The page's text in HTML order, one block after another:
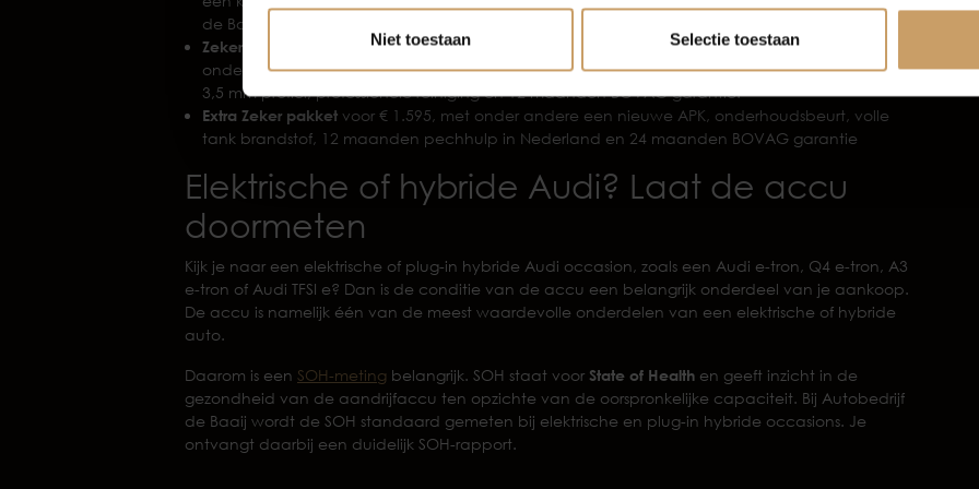
Niet toestaan Selectie toestaan
de Baaij garantie.
Zeker pakket
(meest gekozen) kost € 995 en biedt extra’s zoals een nieuwe APK,
onderhoudsbeurt voor levering, minimaal een halve tank brandstof, banden rondom minimaal
3,5 mm profiel, professionele reiniging en 12 maanden BOVAG garantie.
Extra Zeker pakket voor € 1.595, met onder andere een nieuwe APK, onderhoudsbeurt, volle
tank brandstof, 12 maanden pechhulp in Nederland en 24 maanden BOVAG garantie
Elektrische of hybride Audi? Laat de accu
doormeten
Kijk je naar een elektrische of plug-in hybride Audi occasion, zoals een Audi e-tron, Q4 e-tron, A3
e-tron of Audi TFSI e? Dan is de conditie van de accu een belangrijk onderdeel van je aankoop.
De accu is namelijk één van de meest waardevolle onderdelen van een elektrische of hybride
auto.
Daarom is een SOH-meting belangrijk. SOH staat voor State of Health en geeft inzicht in de
gezondheid van de aandrijfaccu ten opzichte van de oorspronkelijke capaciteit. Bij Autobedrijf
de Baaij wordt de SOH standaard gemeten bij elektrische en plug-in hybride occasions. Je
ontvangt daarbij een duidelijk SOH-rapport.